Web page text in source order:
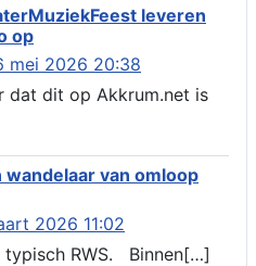
veranderen van een woning
75 Akkrum
fietspad t.h.v
Akkrum
voor het -bouwwerken,
oppervlaktewaterlichaam, niet
in beheer bij het rijk te
leveren
op
mei 2026 20:38
dat dit op Akkrum.net is
van omloop
2026 11:02
RWS. Binnen[…]